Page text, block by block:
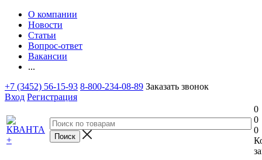
О компании
Новости
Статьи
Вопрос-ответ
Вакансии
...
+7 (3452) 56-15-93 8-800-234-08-89 Заказать звонок
Вход Регистрация
0
0
0